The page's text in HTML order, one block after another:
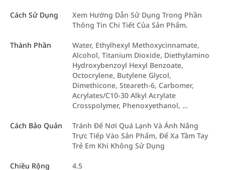
Cách Sử Dụng
Xem Hướng Dẫn Sử Dụng Trong Phần
Thông Tin Chi Tiết Của Sản Phẩm.
Thành Phần
Water, Ethylhexyl Methoxycinnamate,
Alcohol, Titanium Dioxide, Diethylamino
Hydroxybenzoyl Hexyl Benzoate,
Octocrylene, Butylene Glycol,
Dimethicone, Steareth-6, Carbomer,
Acrylates/C10-30 Alkyl Acrylate
Crosspolymer, Phenoxyethanol, …
Cách Bảo Quản
Tránh Để Nơi Quá Lạnh Và Ánh Nắng
Trực Tiếp Vào Sản Phẩm, Để Xa Tầm Tay
Trẻ Em Khi Không Sử Dụng
Chiều Rộng 4.5